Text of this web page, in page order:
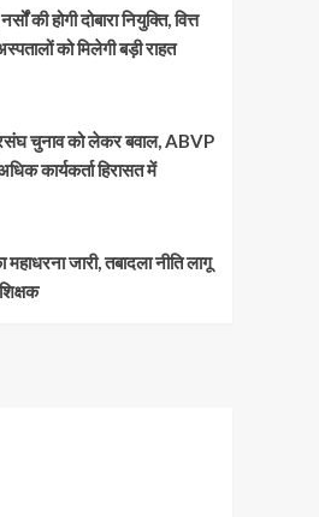
की होगी दोबारा नियुक्ति, वित्त
को मिलेगी बड़ी राहत
चुनाव को लेकर बवाल, ABVP
कार्यकर्ता हिरासत में
जारी, तबादला नीति लागू